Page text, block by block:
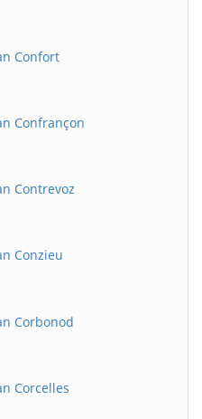
Confort
Confrançon
Contrevoz
Conzieu
Corbonod
Corcelles